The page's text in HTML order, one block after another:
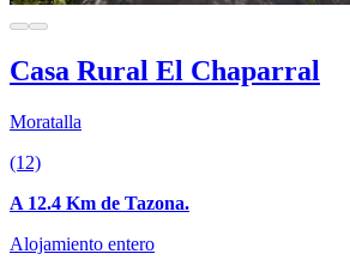
Casa Rural El Chaparral
Moratalla
(12)
A 12.4 Km de Tazona.
Alojamiento entero